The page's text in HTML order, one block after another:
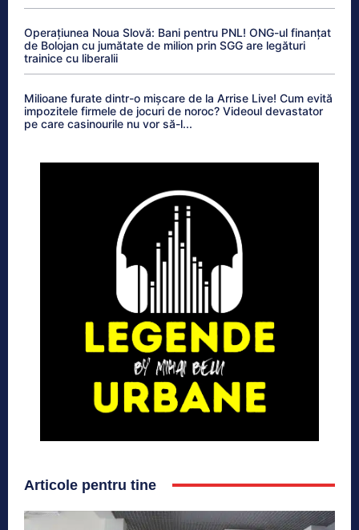
Operațiunea Noua Slovă: Bani pentru PNL! ONG-ul finanțat
de Bolojan cu jumătate de milion prin SGG are legături
trainice cu liberalii
Milioane furate dintr-o mișcare de la Arrise Live! Cum evită
impozitele firmele de jocuri de noroc? Videoul devastator
pe care casinourile nu vor să-l...
Articole pentru tine